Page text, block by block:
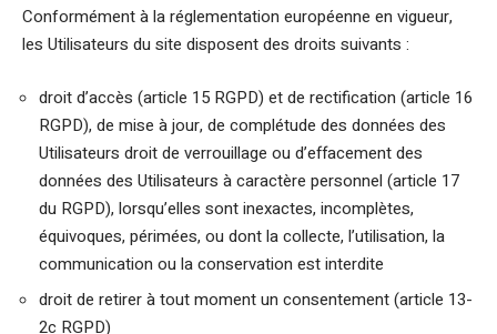
Conformément à la réglementation européenne en vigueur,
les Utilisateurs du site disposent des droits suivants :
droit d’accès (article 15 RGPD) et de rectification (article 16
RGPD), de mise à jour, de complétude des données des
Utilisateurs droit de verrouillage ou d’effacement des
données des Utilisateurs à caractère personnel (article 17
du RGPD), lorsqu’elles sont inexactes, incomplètes,
équivoques, périmées, ou dont la collecte, l’utilisation, la
communication ou la conservation est interdite
droit de retirer à tout moment un consentement (article 13-
2c RGPD)